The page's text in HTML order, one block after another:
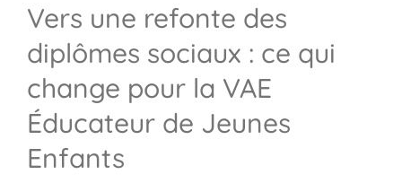
Vers une refonte des
diplômes sociaux : ce qui
change pour la VAE
Éducateur de Jeunes
Enfants